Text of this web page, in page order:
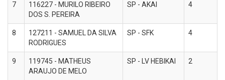
7
116227 - MURILO RIBEIRO
DOS S. PEREIRA
SP - AKAI 4
8
127211 - SAMUEL DA SILVA
RODRIGUES
SP - SFK 4
9
119745 - MATHEUS
ARAUJO DE MELO
SP - LV HEBIKAI 2